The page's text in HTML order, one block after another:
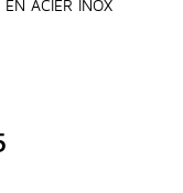
EN ACIER INOX